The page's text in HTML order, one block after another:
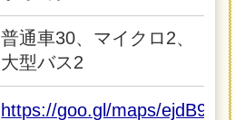
普通車30、マイクロ2、
大型バス2
https://goo.gl/maps/